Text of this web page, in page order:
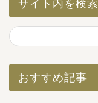
サイト内を検索
おすすめ記事